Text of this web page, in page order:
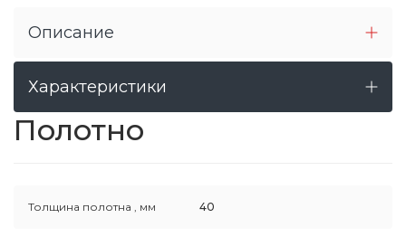
Описание
Характеристики
Полотно
Толщина полотна , мм 40